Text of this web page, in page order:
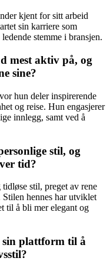
kjent for sitt arbeid
sin karriere som
stemme i bransjen.
mest aktiv på, og
sine?
hun deler inspirerende
og reise. Hun engasjerer
innlegg, samt ved å
stil, og
tid?
stil, preget av rene
hennes har utviklet
til å bli mer elegant og
plattform til å